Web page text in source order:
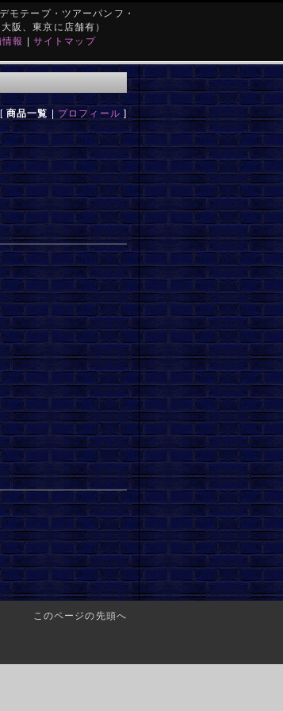
モテープ・ツアーパンフ・
阪、東京に店舗有）
情報 | サイトマップ
商品一覧 | プロフィール ]
このページの先頭へ